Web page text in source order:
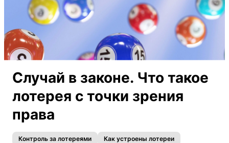
Случай в законе. Что такое
лотерея с точки зрения
права
Контроль за лотереями Как устроены лотереи